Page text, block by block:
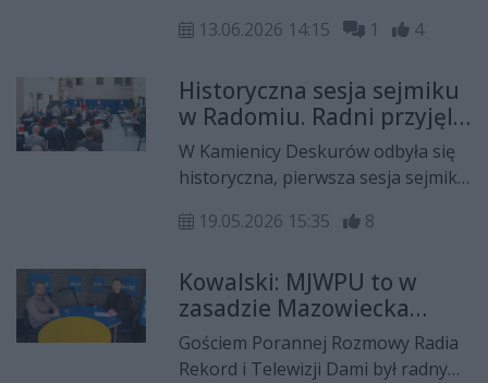
organizacji odbyła się uroczysta
ITEE wręczono odznaczenia
państwowe nadane przez
prezydenta Rzeczypospolitej
Polskiej, Karola Nawrockiego.
13.06.2026 14:15 1 4
Historyczna sesja sejmiku
w Radomiu. Radni przyjęli
stanowisko ws.
upamiętnienia Czerwca
1976
W Kamienicy Deskurów odbyła się
historyczna, pierwsza sesja sejmiku
Radomiu. Radni już na samym
sprawie godnego upamiętnienia 50.
rocznicy Radomskiego Czerwca
1976 roku.
19.05.2026 15:35 8
Kowalski: MJWPU to w
zasadzie Mazowiecka
Jednostka Wdrażania
Polityki Struzika
Gościem Porannej Rozmowy Radia
Rekord i Telewizji Dami był radny